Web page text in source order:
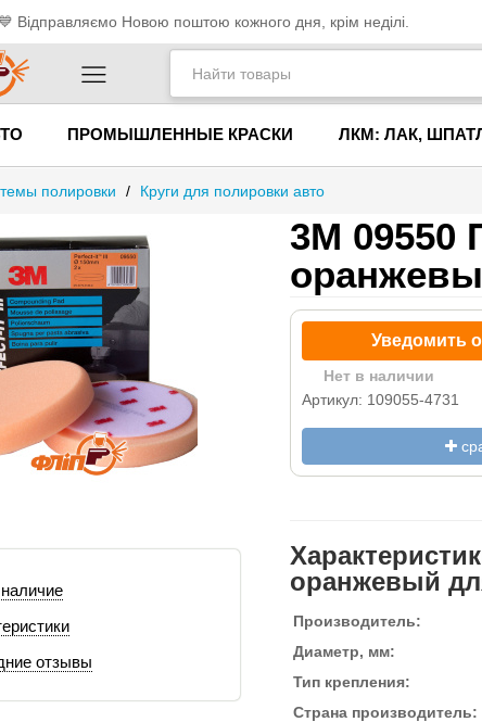
Відправляємо Новою поштою кожного дня, крім неділі.
ПРОМЫШЛЕННЫЕ КРАСКИ ЛКМ: ЛАК,
полировки / Круги для полировки авто
отзывы
3М 09550
Уведомить
Нет в наличии
Артикул: 109055-4731
оранжевый
Производитель:
Диаметр, мм:
Тип крепления:
Страна производитель: